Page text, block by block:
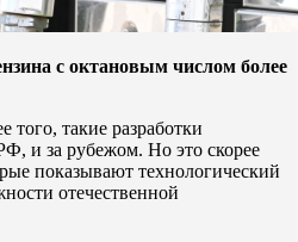
с октановым числом более
такие разработки
и за рубежом. Но это скорее
показывают технологический
отечественной